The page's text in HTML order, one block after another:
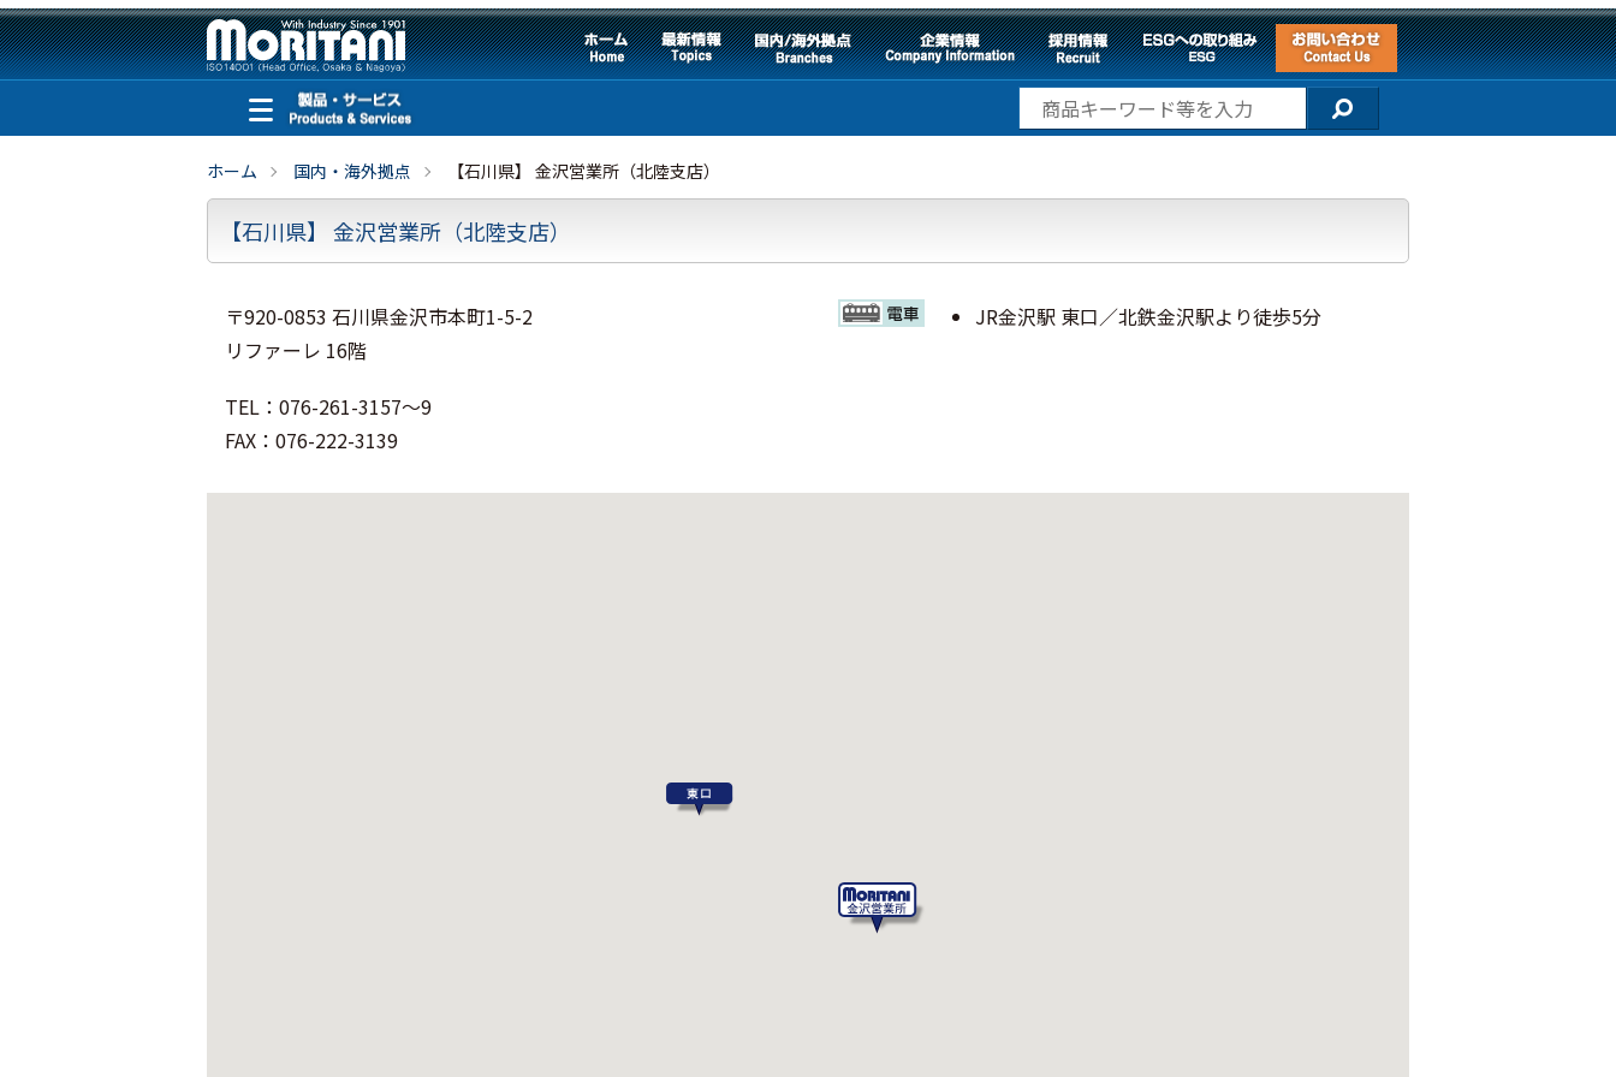
ホーム 国内・海外拠点 【石川県】 金沢営業所（北陸支店）
【石川県】 金沢営業所（北陸支店）
〒920-0853 石川県金沢市本町1-5-2
リファーレ 16階
TEL：076-261-3157～9
FAX：076-222-3139
JR金沢駅 東口／北鉄金沢駅より徒歩5分